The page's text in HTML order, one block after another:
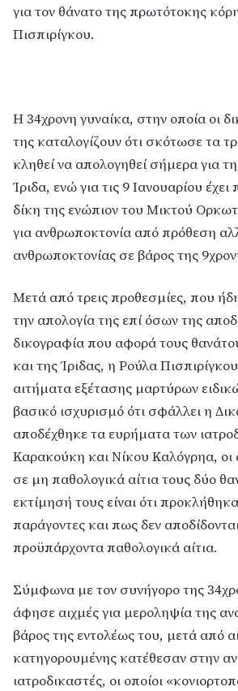
για τον θάνατο της πρωτότοκης
Πισπιρίγκου.
Η 34χρονη γυναίκα, στην οποία οι
της καταλογίζουν ότι σκότωσε τα
κληθεί να απολογηθεί σήμερα για
Ίριδα, ενώ για τις 9 Ιανουαρίου έχει
δίκη της ενώπιον του Μικτού
για ανθρωποκτονία από πρόθεση
ανθρωποκτονίας σε βάρος της
Μετά από τρεις προθεσμίες, που ήδη
την απολογία της επί όσων της
δικογραφία που αφορά τους
και της Ίριδας, η Ρούλα
αιτήματα εξέτασης μαρτύρων
βασικό ισχυρισμό ότι σφάλλει η
αποδέχθηκε τα ευρήματα των
Καρακούκη και Νίκου Καλόγρηα, οι
σε μη παθολογικά αίτια τους δύο
εκτίμησή τους είναι ότι
παράγοντες και πως δεν
προϋπάρχοντα παθολογικά αίτια.
Σύμφωνα με τον συνήγορο της
άφησε αιχμές για μεροληψία της
βάρος της εντολέως του, μετά από
κατηγορουμένης κατέθεσαν στην
ιατροδικαστές, οι οποίοι